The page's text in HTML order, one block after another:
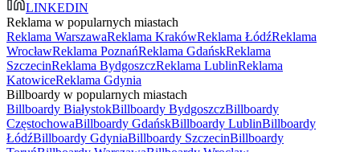
LINKEDIN
Reklama w popularnych miastach
Reklama WarszawaReklama KrakówReklama ŁódźReklama
WrocławReklama PoznańReklama GdańskReklama
SzczecinReklama BydgoszczReklama LublinReklama
KatowiceReklama Gdynia
Billboardy w popularnych miastach
Billboardy BiałystokBillboardy BydgoszczBillboardy
CzęstochowaBillboardy GdańskBillboardy LublinBillboardy
ŁódźBillboardy GdyniaBillboardy SzczecinBillboardy